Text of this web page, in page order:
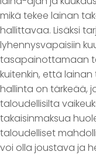
mikä tekee lainan
hallittavaa. Lisäksi
lyhennysvapaisiin
tasapainottamaan
kuitenkin, että
hallinta on tärkeää,
taloudellisilta
takaisinmaksua
taloudelliset
voi olla joustava ja